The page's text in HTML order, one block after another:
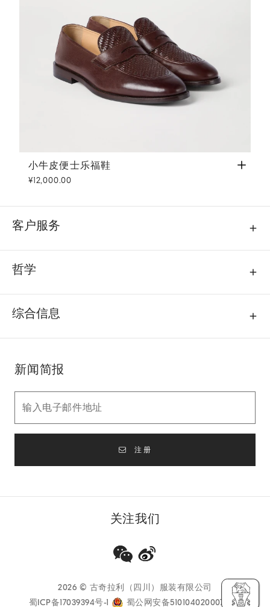
小牛皮便士乐福鞋 深棕色
小牛皮便士乐福鞋
¥12,000.00
客户服务
哲学
综合信息
新闻简报
注册
关注我们
2026 © 古奇拉利（四川）服装有限公司
蜀ICP备17039394号-1
蜀公网安备51010402000733号